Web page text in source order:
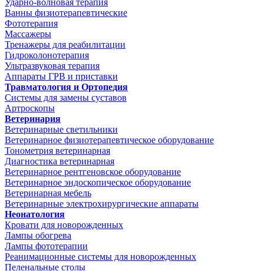
Ударно-волновая терапия
Ванны физиотерапевтические
Фототерапия
Массажеры
Тренажеры для реабилитации
Гидроколонотерапия
Ультразвуковая терапия
Аппараты ГРВ и приставки
Травматология и Ортопедия
Системы для замены суставов
Артроскопы
Ветеринария
Ветеринарные светильники
Ветеринарное физиотерапевтическое оборудование
Тонометрия ветеринарная
Диагностика ветеринарная
Ветеринарное рентгеновское оборудование
Ветеринарное эндоскопическое оборудование
Ветеринарная мебель
Ветеринарные электрохирургические аппараты
Неонатология
Кровати для новорожденных
Лампы обогрева
Лампы фототерапии
Реанимационные системы для новорожденных
Пеленальные столы